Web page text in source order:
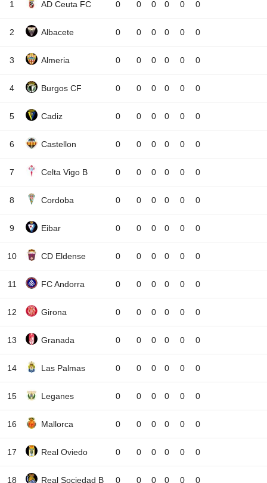
1 AD Ceuta FC 0 0 0 0 0 0
2 Albacete 0 0 0 0 0 0
3 Almeria 0 0 0 0 0 0
4 Burgos CF 0 0 0 0 0 0
5 Cadiz 0 0 0 0 0 0
6 Castellon 0 0 0 0 0 0
7 Celta Vigo B 0 0 0 0 0 0
8 Cordoba 0 0 0 0 0 0
9 Eibar 0 0 0 0 0 0
10 CD Eldense 0 0 0 0 0 0
11 FC Andorra 0 0 0 0 0 0
12 Girona 0 0 0 0 0 0
13 Granada 0 0 0 0 0 0
14 Las Palmas 0 0 0 0 0 0
15 Leganes 0 0 0 0 0 0
16 Mallorca 0 0 0 0 0 0
17 Real Oviedo 0 0 0 0 0 0
18 Real Sociedad B 0 0 0 0 0 0